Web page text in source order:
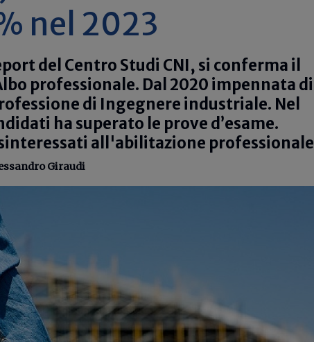
nel 2023
del Centro Studi CNI, si conferma il
professionale. Dal 2020 impennata di
di Ingegnere industriale. Nel
ha superato le prove d’esame.
all'abilitazione professionale
Giraudi